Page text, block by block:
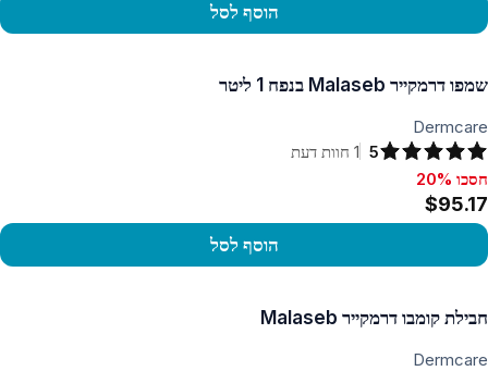
הוסף לסל
שמפו דרמקייר Malaseb בנפח 1 ליטר
Dermcare
5
1 חוות דעת
חסכו 20%, $95.17
חסכו 20%
$95.17
הוסף לסל
חבילת קומבו דרמקייר Malaseb
Dermcare